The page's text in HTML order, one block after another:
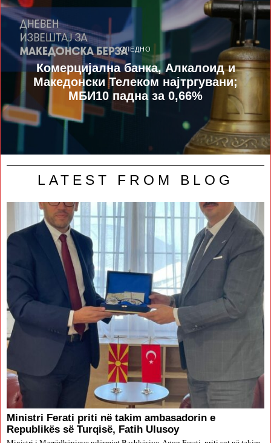
СЛЕДНО
Комерцијална банка, Алкалоид и
Македонски Телеком најтргувани;
МБИ10 падна за 0,66%
LATEST FROM BLOG
Ministri Ferati priti në takim ambasadorin e
Republikës së Turqisë, Fatih Ulusoy